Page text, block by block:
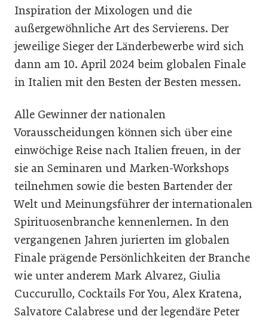
Inspiration der Mixologen und die
außergewöhnliche Art des Servierens. Der
jeweilige Sieger der Länderbewerbe wird sich
dann am 10. April 2024 beim globalen Finale
in Italien mit den Besten der Besten messen.
Alle Gewinner der nationalen
Vorausscheidungen können sich über eine
einwöchige Reise nach Italien freuen, in der
sie an Seminaren und Marken-Workshops
teilnehmen sowie die besten Bartender der
Welt und Meinungsführer der internationalen
Spirituosenbranche kennenlernen. In den
vergangenen Jahren jurierten im globalen
Finale prägende Persönlichkeiten der Branche
wie unter anderem Mark Alvarez, Giulia
Cuccurullo, Cocktails For You, Alex Kratena,
Salvatore Calabrese und der legendäre Peter